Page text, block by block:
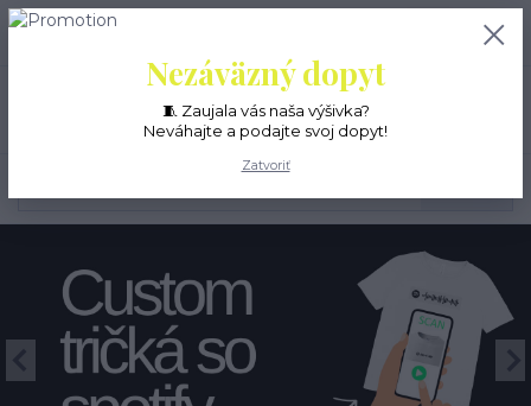
+421 55 6771 882 ks
0 EUR
Nezáväzný dopyt
🧵 Zaujala vás naša výšivka?
Neváhajte a podajte svoj dopyt!
Zatvoriť